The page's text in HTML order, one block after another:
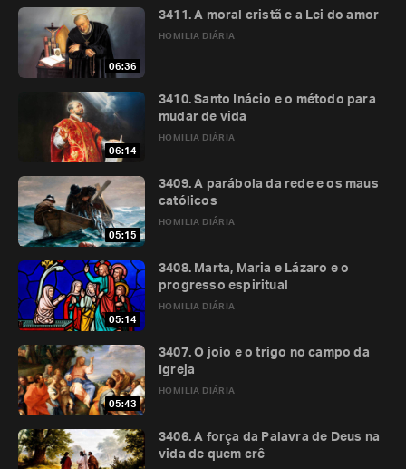
06:36
HOMILIA DIÁRIA
3411. A moral cristã e a Lei do amor
06:14
HOMILIA DIÁRIA
3410. Santo Inácio e o método para
mudar de vida
05:15
HOMILIA DIÁRIA
3409. A parábola da rede e os maus
católicos
05:14
HOMILIA DIÁRIA
3408. Marta, Maria e Lázaro e o
progresso espiritual
05:43
HOMILIA DIÁRIA
3407. O joio e o trigo no campo da
Igreja
3406. A força da Palavra de Deus na
vida de quem crê